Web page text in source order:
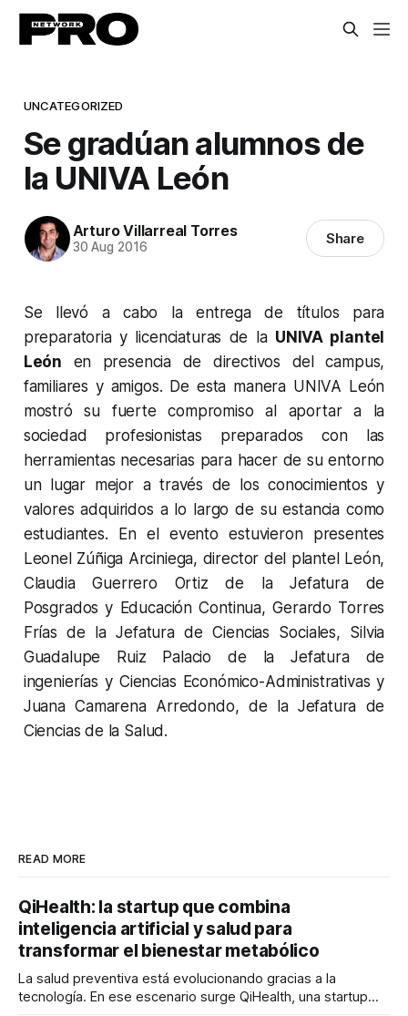
UNCATEGORIZED
Se gradúan alumnos de
la UNIVA León
Arturo Villarreal Torres
30 Aug 2016 Share
Se llevó a cabo la entrega de títulos para
preparatoria y licenciaturas de la UNIVA plantel
León en presencia de directivos del campus,
familiares y amigos. De esta manera UNIVA León
mostró su fuerte compromiso al aportar a la
sociedad profesionistas preparados con las
herramientas necesarias para hacer de su entorno
un lugar mejor a través de los conocimientos y
valores adquiridos a lo largo de su estancia como
estudiantes. En el evento estuvieron presentes
Leonel Zúñiga Arciniega, director del plantel León,
Claudia Guerrero Ortiz de la Jefatura de
Posgrados y Educación Continua, Gerardo Torres
Frías de la Jefatura de Ciencias Sociales, Silvia
Guadalupe Ruiz Palacio de la Jefatura de
ingenierías y Ciencias Económico-Administrativas y
Juana Camarena Arredondo, de la Jefatura de
Ciencias de la Salud.
READ MORE
QiHealth: la startup que combina
inteligencia artificial y salud para
transformar el bienestar metabólico
La salud preventiva está evolucionando gracias a la
tecnología. En ese escenario surge QiHealth, una startup